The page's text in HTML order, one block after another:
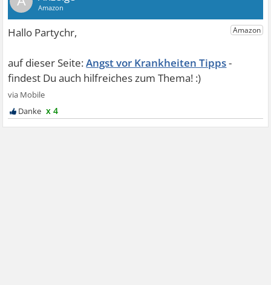
Angst vor Krankheiten Tipps
x 4